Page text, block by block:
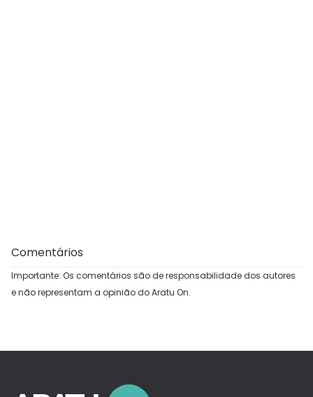
Comentários
Importante: Os comentários são de responsabilidade dos autores
e não representam a opinião do Aratu On.